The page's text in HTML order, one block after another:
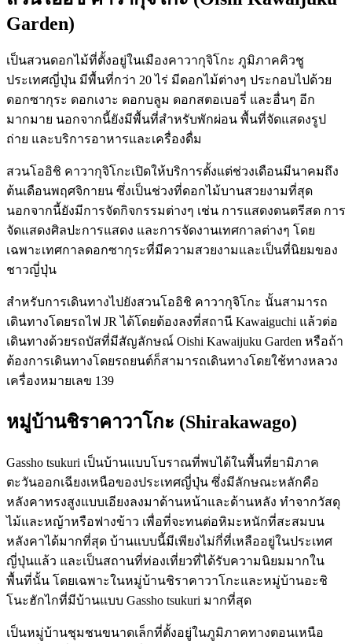
Garden)
เป็นสวนดอกไม้ที่ตั้งอยู่ในเมืองคาวากุจิโกะ ภูมิภาคคิวชู
ประเทศญี่ปุ่น มีพื้นที่กว่า 20 ไร่ มีดอกไม้ต่างๆ ประกอบไปด้วย
ดอกซากุระ ดอกเงาะ ดอกบลูม ดอกสตอเบอรี่ และอื่นๆ อีก
มากมาย นอกจากนี้ยังมีพื้นที่สำหรับพักผ่อน พื้นที่จัดแสดงรูป
ถ่าย และบริการอาหารและเครื่องดื่ม
สวนโออิชิ คาวากุจิโกะเปิดให้บริการตั้งแต่ช่วงเดือนมีนาคมถึง
ต้นเดือนพฤศจิกายน ซึ่งเป็นช่วงที่ดอกไม้บานสวยงามที่สุด
นอกจากนี้ยังมีการจัดกิจกรรมต่างๆ เช่น การแสดงดนตรีสด การ
จัดแสดงศิลปะการแสดง และการจัดงานเทศกาลต่างๆ โดย
เฉพาะเทศกาลดอกซากุระที่มีความสวยงามและเป็นที่นิยมของ
ชาวญี่ปุ่น
สำหรับการเดินทางไปยังสวนโออิชิ คาวากุจิโกะ นั้นสามารถ
เดินทางโดยรถไฟ JR ได้โดยต้องลงที่สถานี Kawaiguchi แล้วต่อ
เดินทางด้วยรถบัสที่มีสัญลักษณ์ Oishi Kawaijuku Garden หรือถ้า
ต้องการเดินทางโดยรถยนต์ก็สามารถเดินทางโดยใช้ทางหลวง
เครื่องหมายเลข 139
หมู่บ้านชิราคาวาโกะ (Shirakawago)
Gassho tsukuri เป็นบ้านแบบโบราณที่พบได้ในพื้นที่ยามิภาค
ตะวันออกเฉียงเหนือของประเทศญี่ปุ่น ซึ่งมีลักษณะหลักคือ
หลังคาทรงสูงแบบเอียงลงมาด้านหน้าและด้านหลัง ทำจากวัสดุ
ไม้และหญ้าหรือฟางข้าว เพื่อที่จะทนต่อหิมะหนักที่สะสมบน
หลังคาได้มากที่สุด บ้านแบบนี้มีเพียงไม่กี่ที่เหลืออยู่ในประเทศ
ญี่ปุ่นแล้ว และเป็นสถานที่ท่องเที่ยวที่ได้รับความนิยมมากใน
พื้นที่นั้น โดยเฉพาะในหมู่บ้านชิราคาวาโกะและหมู่บ้านอะชิ
โนะฮักไกที่มีบ้านแบบ Gassho tsukuri มากที่สุด
เป็นหมู่บ้านชุมชนขนาดเล็กที่ตั้งอยู่ในภูมิภาคทางตอนเหนือ